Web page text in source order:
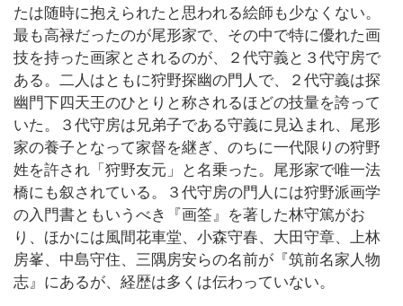
たは随時に抱えられたと思われる絵師も少なくない。
最も高禄だったのが尾形家で、その中で特に優れた画
技を持った画家とされるのが、２代守義と３代守房で
ある。二人はともに狩野探幽の門人で、２代守義は探
幽門下四天王のひとりと称されるほどの技量を誇って
いた。３代守房は兄弟子である守義に見込まれ、尾形
家の養子となって家督を継ぎ、のちに一代限りの狩野
姓を許され「狩野友元」と名乗った。尾形家で唯一法
橋にも叙されている。３代守房の門人には狩野派画学
の入門書ともいうべき『画筌』を著した林守篤がお
り、ほかには風間花車堂、小森守春、大田守章、上林
房峯、中島守住、三隅房安らの名前が『筑前名家人物
志』にあるが、経歴は多くは伝わっていない。